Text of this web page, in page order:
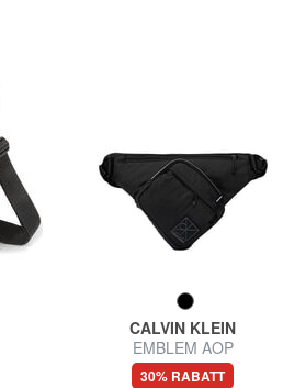
CALVIN KLEIN
EMBLEM AOP
Umhängetasche
30% RABATT